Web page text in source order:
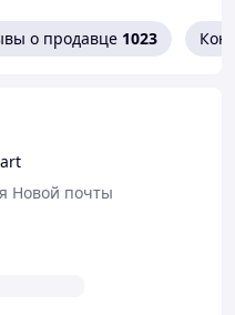
о продавце 1023
Новой почты